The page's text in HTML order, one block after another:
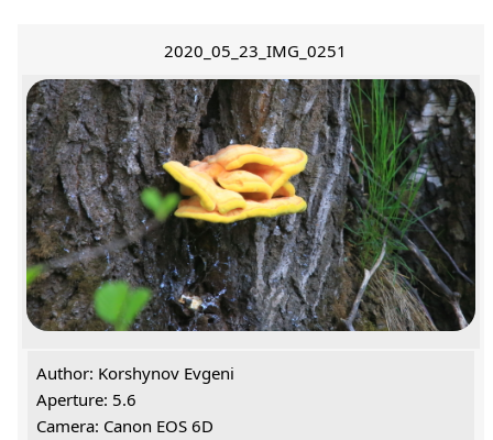
2020_05_23_IMG_0251
Author: Korshynov Evgeni
Aperture: 5.6
Camera: Canon EOS 6D